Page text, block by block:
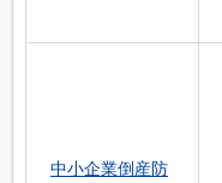
中小企業倒産防